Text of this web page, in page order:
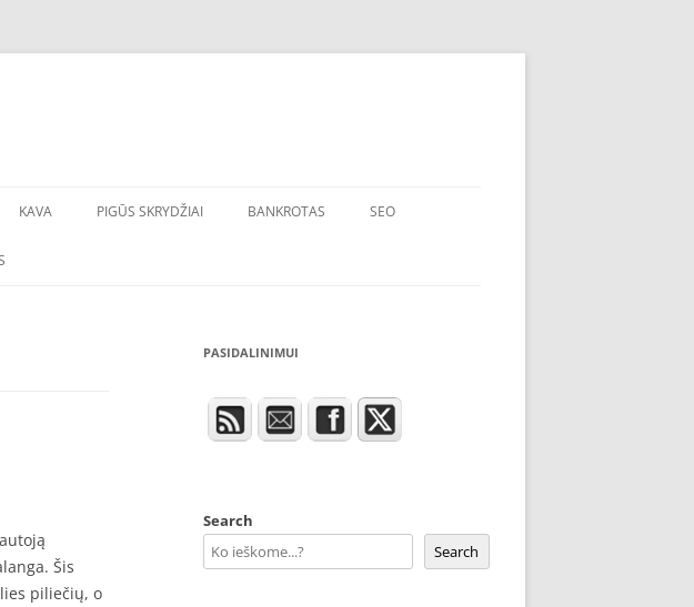
KAVA PIGŪS SKRYDŽIAI BANKROTAS SEO
Šis
piliečių, o
PASIDALINIMUI
Search
Search